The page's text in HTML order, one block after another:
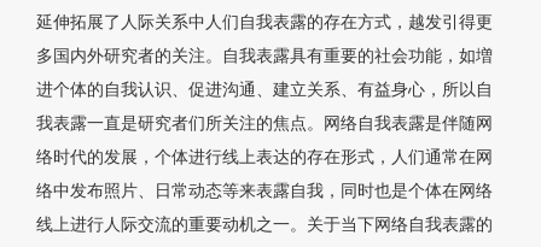
延伸拓展了人际关系中人们自我表露的存在方式，越发引得更
多国内外研究者的关注。自我表露具有重要的社会功能，如増
进个体的自我认识、促进沟通、建立关系、有益身心，所以自
我表露一直是研究者们所关注的焦点。网络自我表露是伴随网
络时代的发展，个体进行线上表达的存在形式，人们通常在网
络中发布照片、日常动态等来表露自我，同时也是个体在网络
线上进行人际交流的重要动机之一。关于当下网络自我表露的